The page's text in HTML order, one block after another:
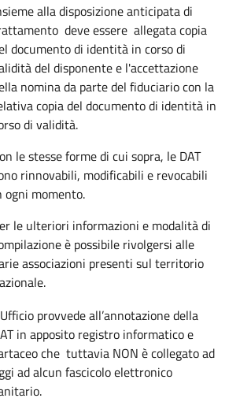
alla disposizione anticipata di
deve essere allegata copia
documento di identità in corso di
del disponente e l'accettazione
nomina da parte del fiduciario con la
copia del documento di identità in
di validità.
le stesse forme di cui sopra, le DAT
rinnovabili, modificabili e revocabili
ogni momento.
le ulteriori informazioni e modalità di
è possibile rivolgersi alle
associazioni presenti sul territorio
provvede all’annotazione della
in apposito registro informatico e
che tuttavia NON è collegato ad
ad alcun fascicolo elettronico